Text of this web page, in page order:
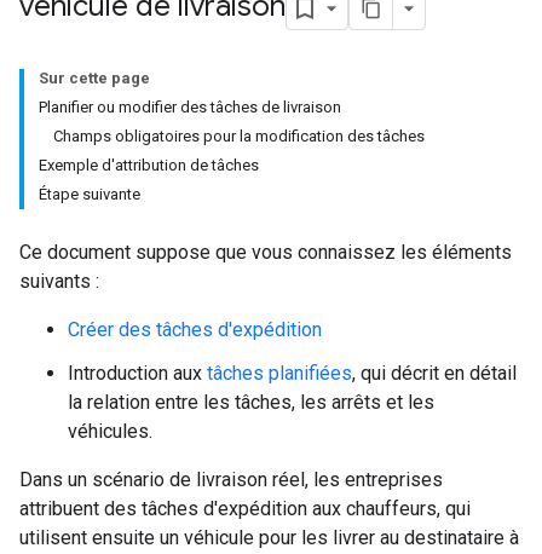
Sur cette page
Planifier ou modifier des tâches de livraison
Champs obligatoires pour la modification des tâches
Exemple d'attribution de tâches
Étape suivante
Ce document suppose que vous connaissez les éléments
suivants :
Créer des tâches d'expédition
Introduction aux tâches planifiées, qui décrit en détail
la relation entre les tâches, les arrêts et les
véhicules.
Dans un scénario de livraison réel, les entreprises
attribuent des tâches d'expédition aux chauffeurs, qui
utilisent ensuite un véhicule pour les livrer au destinataire à